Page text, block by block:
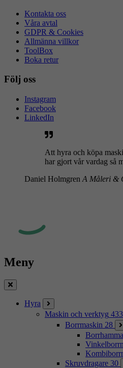
Kontakta oss
Våra avtal
GDPR & Cookies
Allmänna villkor
ToolBox
Boka retur
Följ oss
Instagram
Facebook
LinkedIn
Att hyra och köpa
har gjort vår vardag så
Daniel Holmgren A Måleri &
Meny
Stäng
Hyra
Maskin och verktyg 433
Borrmaskin 28
Skruvdragare 30